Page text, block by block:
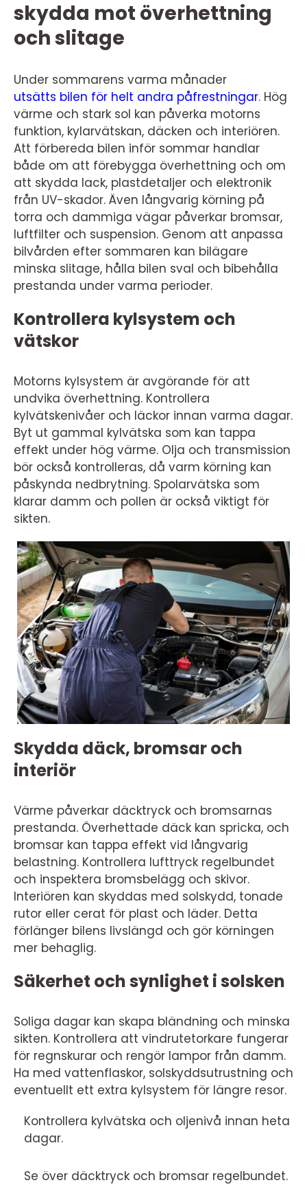
skydda mot överhettning
och slitage
Under sommarens varma månader
utsätts bilen för helt andra påfrestningar. Hög
värme och stark sol kan påverka motorns
funktion, kylarvätskan, däcken och interiören.
Att förbereda bilen inför sommar handlar
både om att förebygga överhettning och om
att skydda lack, plastdetaljer och elektronik
från UV-skador. Även långvarig körning på
torra och dammiga vägar påverkar bromsar,
luftfilter och suspension. Genom att anpassa
bilvården efter sommaren kan bilägare
minska slitage, hålla bilen sval och bibehålla
prestanda under varma perioder.
Kontrollera kylsystem och
vätskor
Motorns kylsystem är avgörande för att
undvika överhettning. Kontrollera
kylvätskenivåer och läckor innan varma dagar.
Byt ut gammal kylvätska som kan tappa
effekt under hög värme. Olja och transmission
bör också kontrolleras, då varm körning kan
påskynda nedbrytning. Spolarvätska som
klarar damm och pollen är också viktigt för
sikten.
Skydda däck, bromsar och
interiör
Värme påverkar däcktryck och bromsarnas
prestanda. Överhettade däck kan spricka, och
bromsar kan tappa effekt vid långvarig
belastning. Kontrollera lufttryck regelbundet
och inspektera bromsbelägg och skivor.
Interiören kan skyddas med solskydd, tonade
rutor eller cerat för plast och läder. Detta
förlänger bilens livslängd och gör körningen
mer behaglig.
Säkerhet och synlighet i solsken
Soliga dagar kan skapa bländning och minska
sikten. Kontrollera att vindrutetorkare fungerar
för regnskurar och rengör lampor från damm.
Ha med vattenflaskor, solskyddsutrustning och
eventuellt ett extra kylsystem för längre resor.
Kontrollera kylvätska och oljenivå innan heta
dagar.
Se över däcktryck och bromsar regelbundet.